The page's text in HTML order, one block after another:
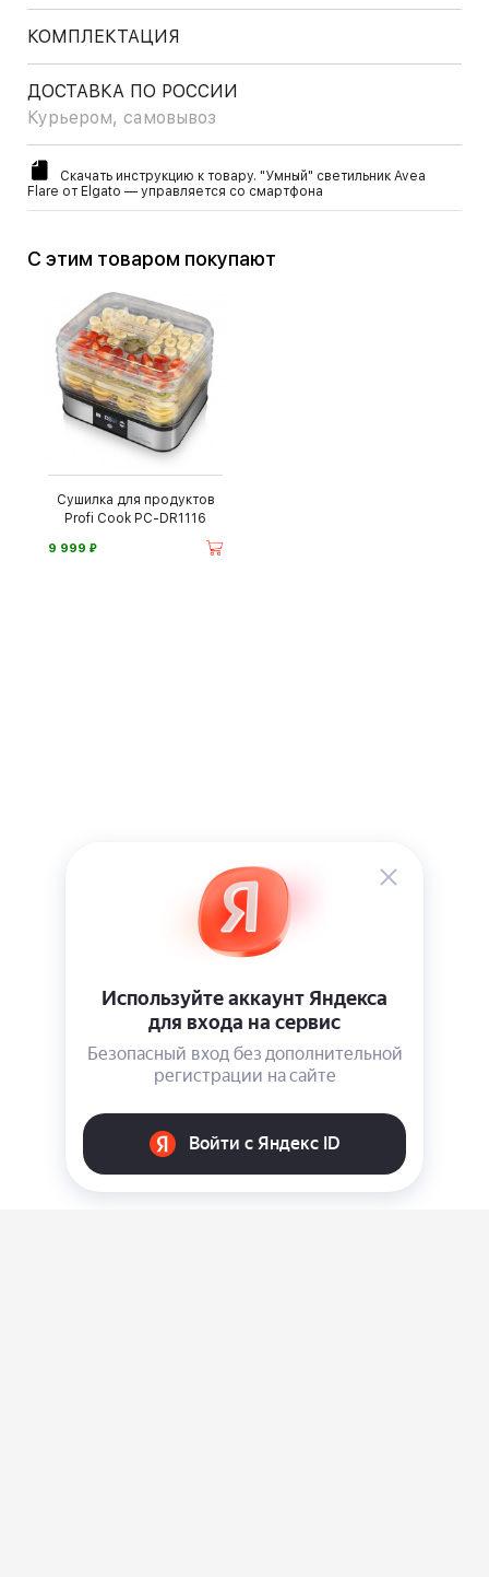
КОМПЛЕКТАЦИЯ
ДОСТАВКА ПО РОССИИ
Курьером, самовывоз
Скачать инструкцию к товару. "Умный" светильник Avea
Flare от Elgato — управляется со смартфона
С этим товаром покупают
Сушилка для продуктов
Profi Cook PC-DR1116
9 999 ⃏